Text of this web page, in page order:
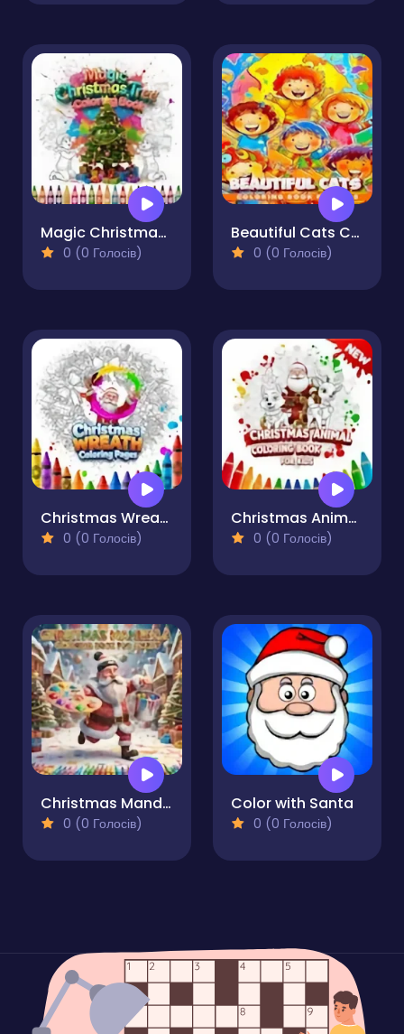
Magic Christmas Tree Coloring Book
0 (0 Голосів)
Beautiful Cats Coloring Book
0 (0 Голосів)
Christmas Wreath Coloring Pages
0 (0 Голосів)
Christmas Animal Coloring Book for Kids
0 (0 Голосів)
Christmas Mandala Coloring Book for Adults
0 (0 Голосів)
Color with Santa
0 (0 Голосів)